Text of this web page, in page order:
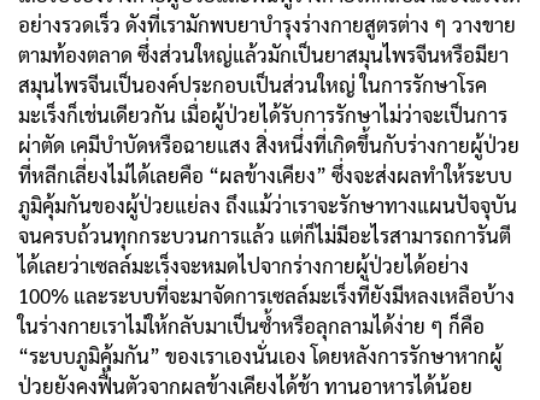
อย่างรวดเร็ว ดังที่เรามักพบยาบำรุงร่างกายสูตรต่าง ๆ วางขาย
ตามท้องตลาด ซึ่งส่วนใหญ่แล้วมักเป็นยาสมุนไพรจีนหรือมียา
สมุนไพรจีนเป็นองค์ประกอบเป็นส่วนใหญ่ ในการรักษาโรค
มะเร็งก็เช่นเดียวกัน เมื่อผู้ป่วยได้รับการรักษาไม่ว่าจะเป็นการ
ผ่าตัด เคมีบำบัดหรือฉายแสง สิ่งหนึ่งที่เกิดขึ้นกับร่างกายผู้ป่วย
ที่หลีกเลี่ยงไม่ได้เลยคือ “ผลข้างเคียง” ซึ่งจะส่งผลทำให้ระบบ
ภูมิคุ้มกันของผู้ป่วยแย่ลง ถึงแม้ว่าเราจะรักษาทางแผนปัจจุบัน
จนครบถ้วนทุกกระบวนการแล้ว แต่ก็ไม่มีอะไรสามารถการันตี
ได้เลยว่าเซลล์มะเร็งจะหมดไปจากร่างกายผู้ป่วยได้อย่าง
100% และระบบที่จะมาจัดการเซลล์มะเร็งที่ยังมีหลงเหลือบ้าง
ในร่างกายเราไม่ให้กลับมาเป็นซํ้าหรือลุกลามได้ง่าย ๆ ก็คือ
“ระบบภูมิคุ้มกัน” ของเราเองนั่นเอง โดยหลังการรักษาหากผู้
ป่วยยังคงฟื้นตัวจากผลข้างเคียงได้ช้า ทานอาหารได้น้อย